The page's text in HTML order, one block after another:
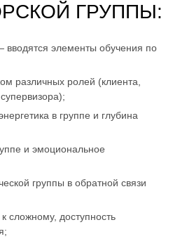
ГРУППЫ:
вводятся элементы обучения по
различных ролей (клиента,
в группе и глубина
и эмоциональное
группы в обратной связи
сложному, доступность